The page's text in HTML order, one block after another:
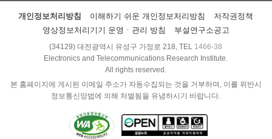
개인정보처리방침 이해하기 쉬운 개인정보처리방침
저작권정책
영상정보처리기기 운영ㆍ관리 방침
부설연구소공고
(34129) 대전광역시 유성구 가정로 218, TEL 1466-38
Electronics and Telecommunications Research Institute.
All rights reserved.
본 홈페이지에 게시된 이메일 주소가 자동수집되는 것을 거부하며, 이를 위반시
정보통신망법에 의해 처벌됨을 유념하시기 바랍니다.